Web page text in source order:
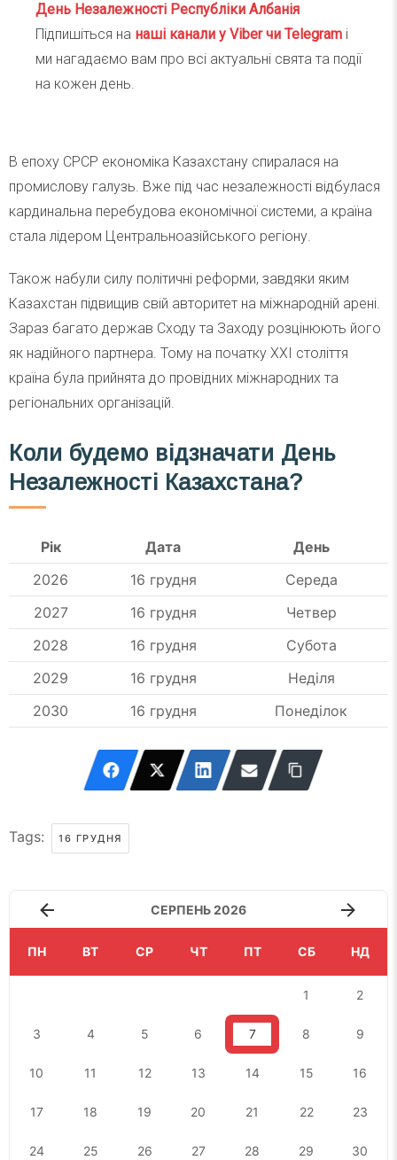
День Незалежності Республіки Албанія
Підпишіться на наші канали у Viber чи Telegram і
ми нагадаємо вам про всі актуальні свята та події
на кожен день.
В епоху СРСР економіка Казахстану спиралася на
промислову галузь. Вже під час незалежності відбулася
кардинальна перебудова економічної системи, а країна
стала лідером Центральноазійського регіону.
Також набули силу політичні реформи, завдяки яким
Казахстан підвищив свій авторитет на міжнародній арені.
Зараз багато держав Сходу та Заходу розцінюють його
як надійного партнера. Тому на початку XXI століття
країна була прийнята до провідних міжнародних та
регіональних організацій.
Коли будемо відзначати День
Незалежності Казахстана?
Рік Дата
День
2026
16 грудня
Середа
2027
16 грудня
Четвер
2028
16 грудня
Субота
2029
16 грудня
Неділя
2030
16 грудня Понеділок
Tags: 16 ГРУДНЯ
СЕРПЕНЬ 2026
ПН ВТ СР ЧТ ПТ СБ НД
1 2
3 4 5 6 7 8 9
10 11 12 13 14 15 16
17 18 19 20 21 22 23
24 25 26 27 28 29 30